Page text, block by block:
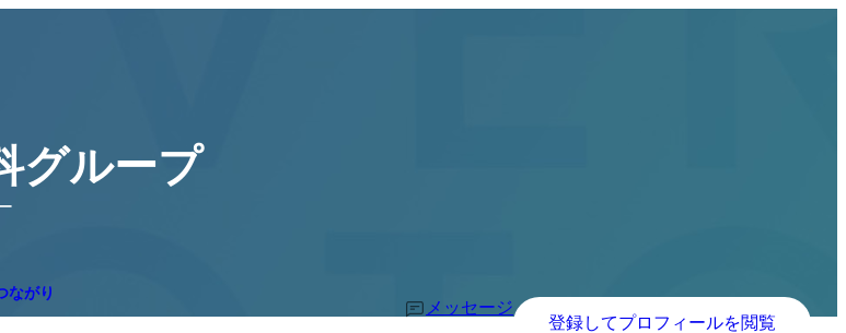
グループ
ながり
メッセージ
登録してプロフィールを閲覧